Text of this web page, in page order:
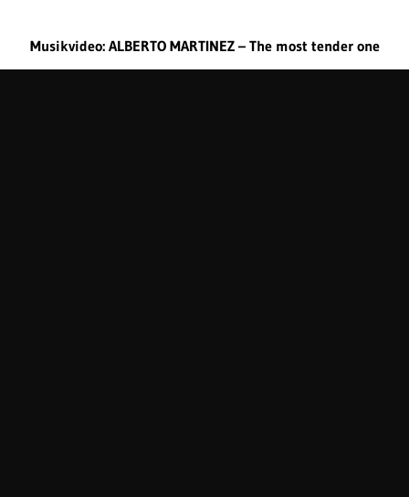
Musikvideo: ALBERTO MARTINEZ – The most tender one